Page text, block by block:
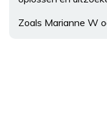
Zoals Marianne W